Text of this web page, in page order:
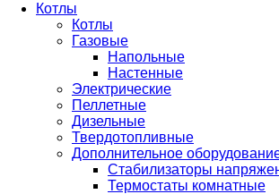
Котлы
Котлы
Газовые
Напольные
Настенные
Электрические
Пеллетные
Дизельные
Твердотопливные
Дополнительное
Стабилизаторы
Термостаты комнатные